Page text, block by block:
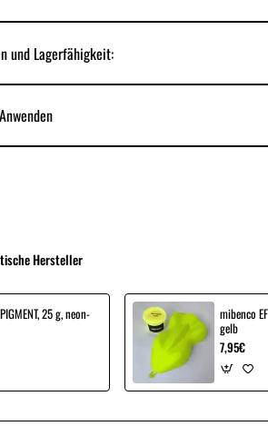
und Lagerfähigkeit:
Hersteller
25 g, neon-
mibenco
gelb
7,95€